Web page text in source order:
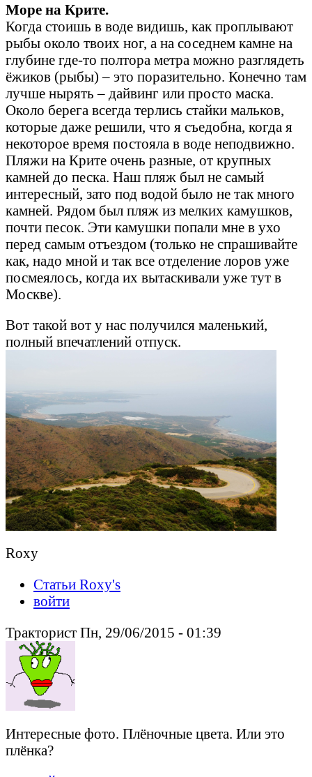
Море на Крите.
Когда стоишь в воде видишь, как проплывают
рыбы около твоих ног, а на соседнем камне на
глубине где-то полтора метра можно разглядеть
ёжиков (рыбы) – это поразительно. Конечно там
лучше нырять – дайвинг или просто маска.
Около берега всегда терлись стайки мальков,
которые даже решили, что я съедобна, когда я
некоторое время постояла в воде неподвижно.
Пляжи на Крите очень разные, от крупных
камней до песка. Наш пляж был не самый
интересный, зато под водой было не так много
камней. Рядом был пляж из мелких камушков,
почти песок. Эти камушки попали мне в ухо
перед самым отъездом (только не спрашивайте
как, надо мной и так все отделение лоров уже
посмеялось, когда их вытаскивали уже тут в
Москве).
Вот такой вот у нас получился маленький,
полный впечатлений отпуск.
Roxy
Статьи Roxy's
войти
Тракторист Пн, 29/06/2015 - 01:39
Интересные фото. Плёночные цвета. Или это
плёнка?